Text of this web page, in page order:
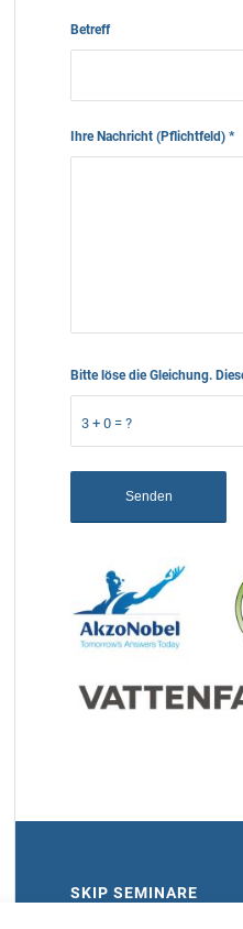
Betreff
Ihre Nachricht (Pflichtfeld) *
3 + 0 = ?
Bitte löse die Gleichung.
SKIP SEMINARE